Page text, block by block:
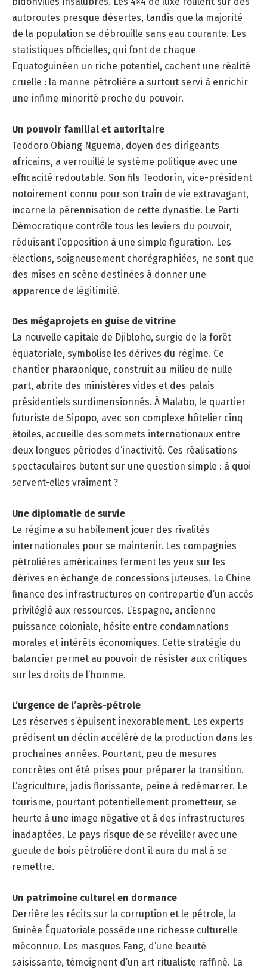
autoroutes presque désertes, tandis que la majorité
de la population se débrouille sans eau courante. Les
statistiques officielles, qui font de chaque
Equatoguinéen un riche potentiel, cachent une réalité
cruelle : la manne pétrolière a surtout servi à enrichir
une infime minorité proche du pouvoir.
Un pouvoir familial et autoritaire
Teodoro Obiang Nguema, doyen des dirigeants
africains, a verrouillé le système politique avec une
efficacité redoutable. Son fils Teodorín, vice-président
notoirement connu pour son train de vie extravagant,
incarne la pérennisation de cette dynastie. Le Parti
Démocratique contrôle tous les leviers du pouvoir,
réduisant l’opposition à une simple figuration. Les
élections, soigneusement chorégraphiées, ne sont que
des mises en scène destinées à donner une
apparence de légitimité.
Des mégaprojets en guise de vitrine
La nouvelle capitale de Djibloho, surgie de la forêt
équatoriale, symbolise les dérives du régime. Ce
chantier pharaonique, construit au milieu de nulle
part, abrite des ministères vides et des palais
présidentiels surdimensionnés. À Malabo, le quartier
futuriste de Sipopo, avec son complexe hôtelier cinq
étoiles, accueille des sommets internationaux entre
deux longues périodes d’inactivité. Ces réalisations
spectaculaires butent sur une question simple : à quoi
servent-elles vraiment ?
Une diplomatie de survie
Le régime a su habilement jouer des rivalités
internationales pour se maintenir. Les compagnies
pétrolières américaines ferment les yeux sur les
dérives en échange de concessions juteuses. La Chine
finance des infrastructures en contrepartie d’un accès
privilégié aux ressources. L’Espagne, ancienne
puissance coloniale, hésite entre condamnations
morales et intérêts économiques. Cette stratégie du
balancier permet au pouvoir de résister aux critiques
sur les droits de l’homme.
L’urgence de l’après-pétrole
Les réserves s’épuisent inexorablement. Les experts
prédisent un déclin accéléré de la production dans les
prochaines années. Pourtant, peu de mesures
concrètes ont été prises pour préparer la transition.
L’agriculture, jadis florissante, peine à redémarrer. Le
tourisme, pourtant potentiellement prometteur, se
heurte à une image négative et à des infrastructures
inadaptées. Le pays risque de se réveiller avec une
gueule de bois pétrolière dont il aura du mal à se
remettre.
Un patrimoine culturel en dormance
Derrière les récits sur la corruption et le pétrole, la
Guinée Équatoriale possède une richesse culturelle
méconnue. Les masques Fang, d’une beauté
saisissante, témoignent d’un art ritualiste raffiné. La